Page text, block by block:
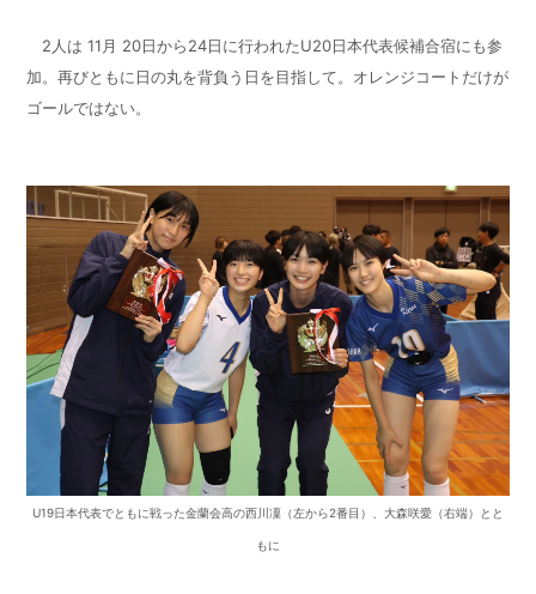
2人は 11月 20日から24日に行われたU20日本代表候補合宿にも参
加。再びともに日の丸を背負う日を目指して。オレンジコートだけが
ゴールではない。
U19日本代表でともに戦った金蘭会高の西川凜（左から2番目）、大森咲愛（右端）とと
もに